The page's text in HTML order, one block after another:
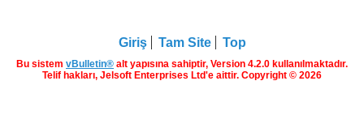
Giriş Tam Site Top
Bu sistem vBulletin® alt yapısına sahiptir, Version 4.2.0 kullanılmaktadır.
Telif hakları, Jelsoft Enterprises Ltd'e aittir. Copyright © 2026